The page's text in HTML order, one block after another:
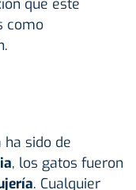
que este
como
sido de
, los gatos fueron
. Cualquier